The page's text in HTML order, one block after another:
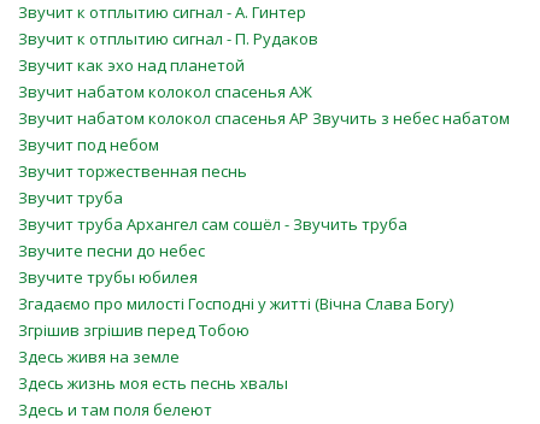
Звучит к отплытию сигнал - А. Гинтер
Звучит к отплытию сигнал - П. Рудаков
Звучит как эхо над планетой
Звучит набатом колокол спасенья АЖ
Звучит набатом колокол спасенья АР Звучить з небес набатом
Звучит под небом
Звучит торжественная песнь
Звучит труба
Звучит труба Архангел сам сошёл - Звучить труба
Звучите песни до небес
Звучите трубы юбилея
Згадаємо про милості Господні у житті (Вічна Слава Богу)
Згрішив згрішив перед Тобою
Здесь живя на земле
Здесь жизнь моя есть песнь хвалы
Здесь и там поля белеют